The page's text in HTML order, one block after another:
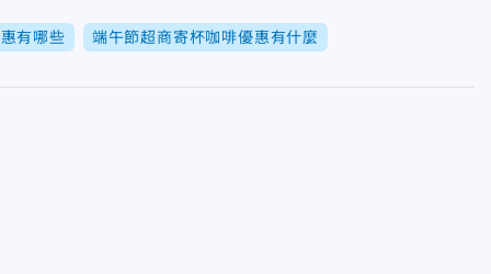
有哪些 端午節超商寄杯咖啡優惠有什麼